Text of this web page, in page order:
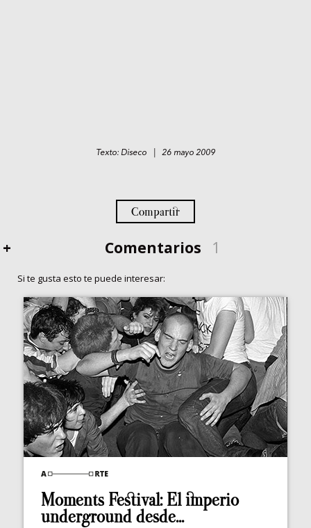
Texto: Diseco | 26 mayo 2009
Compartir
+ Comentarios 1
Si te gusta esto te puede interesar:
Moments Festival: El imperio
underground desde...